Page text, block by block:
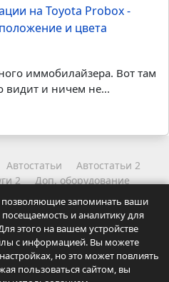
на Toyota Probox -
и цвета
иммобилайзера. Вот там
видит и ничем не...
Автостатьи
Автостатьи 2
2
Доп. оборудование
Карта сайта
автосигнализаций.
автолюбителей.
сПолитикой
нашего ресурса.
запоминать ваши
и аналитику для
этого на вашем устройстве
с информацией. Вы можете
но это может повлиять
пользоваться сайтом, вы